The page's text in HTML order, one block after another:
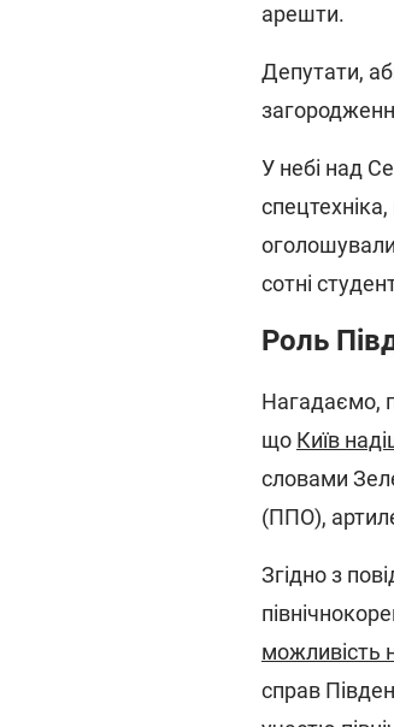
арешти.
Депутати,
У небі над
сотні
Роль
Нагадаємо,
що Київ
словами
(ППО),
Згідно з
можливість
справ